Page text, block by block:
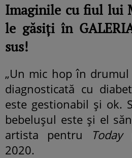
Imaginile cu fiul lui
le găsiți în
sus!
„Un mic hop în
diagnosticată cu
este gestionabil și ok.
bebelușul este și el
artista pentru
Today
2020.